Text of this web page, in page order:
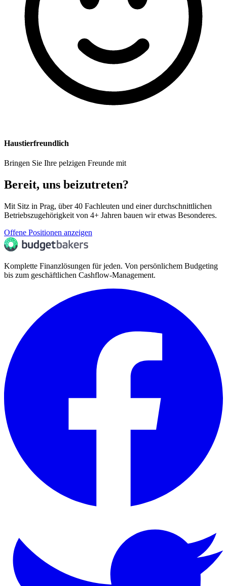
Haustierfreundlich
Bringen Sie Ihre pelzigen Freunde mit
Bereit, uns beizutreten?
Mit Sitz in Prag, über 40 Fachleuten und einer durchschnittlichen
Betriebszugehörigkeit von 4+ Jahren bauen wir etwas Besonderes.
Offene Positionen anzeigen
Komplette Finanzlösungen für jeden. Von persönlichem Budgeting
bis zum geschäftlichen Cashflow-Management.